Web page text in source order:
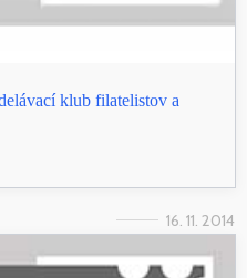
klub filatelistov a
16. 11. 2014